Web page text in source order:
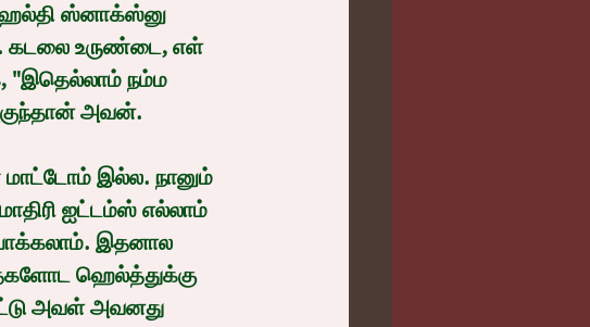
ஸ்னாக்ஸ்னு
கடலை உருண்டை, எள்
"இதெல்லாம் நம்ம
அவன்.
ஐட்டம்ஸ் எல்லாம்
இதனால
ஹெல்த்துக்கு
அவள் அவனது